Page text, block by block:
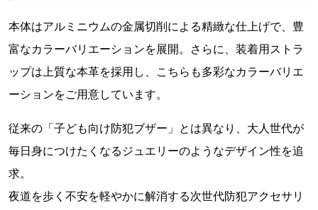
本体はアルミニウムの金属切削による精緻な仕上げで、豊
富なカラーバリエーションを展開。さらに、装着用ストラ
ップは上質な本革を採用し、こちらも多彩なカラーバリエ
ーションをご用意しています。
従来の「子ども向け防犯ブザー」とは異なり、大人世代が
毎日身につけたくなるジュエリーのようなデザイン性を追
求。
夜道を歩く不安を軽やかに解消する次世代防犯アクセサリ